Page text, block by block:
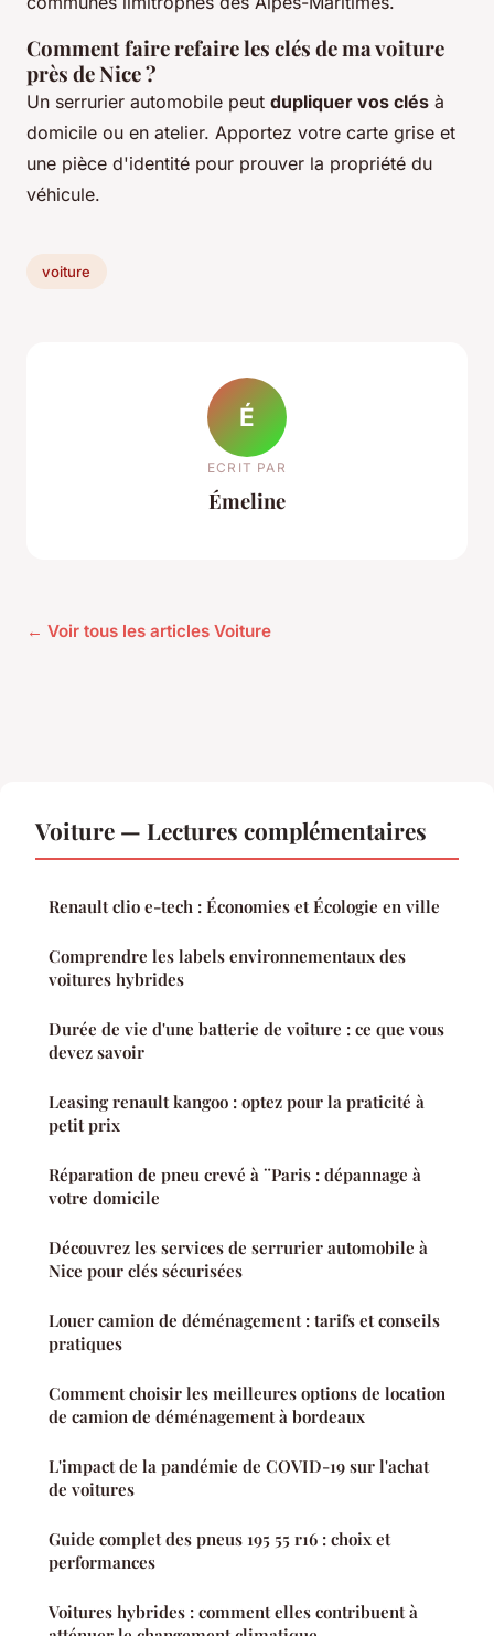
Comment faire refaire les clés de ma voiture
près de Nice ?
Un serrurier automobile peut dupliquer vos clés à
domicile ou en atelier. Apportez votre carte grise et
une pièce d'identité pour prouver la propriété du
véhicule.
voiture
É
ECRIT PAR
Émeline
← Voir tous les articles Voiture
Voiture — Lectures complémentaires
Renault clio e-tech : Économies et Écologie en ville
Comprendre les labels environnementaux des
voitures hybrides
Durée de vie d'une batterie de voiture : ce que vous
devez savoir
Leasing renault kangoo : optez pour la praticité à
petit prix
Réparation de pneu crevé à ¨Paris : dépannage à
votre domicile
Découvrez les services de serrurier automobile à
Nice pour clés sécurisées
Louer camion de déménagement : tarifs et conseils
pratiques
Comment choisir les meilleures options de location
de camion de déménagement à bordeaux
L'impact de la pandémie de COVID-19 sur l'achat
de voitures
Guide complet des pneus 195 55 r16 : choix et
performances
Voitures hybrides : comment elles contribuent à